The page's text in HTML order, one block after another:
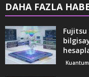
DAHA FAZLA
Fujitsu